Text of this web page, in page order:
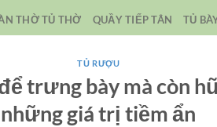
THỜ TỦ THỜ QUẦY TIẾP TÂN TỦ
TỦ RƯỢU
trưng bày mà còn
những giá trị tiềm ẩn